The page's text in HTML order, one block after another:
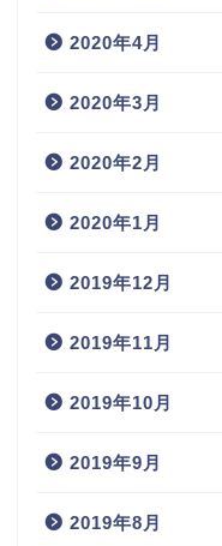
2020年4月
2020年3月
2020年2月
2020年1月
2019年12月
2019年11月
2019年10月
2019年9月
2019年8月